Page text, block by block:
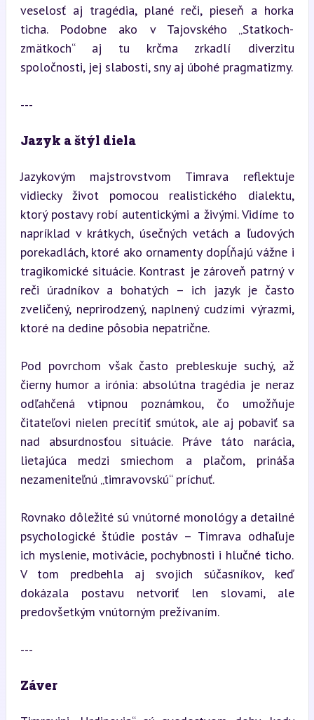
veselosť aj tragédia, plané reči, pieseň a horka
ticha. Podobne ako v Tajovského „Statkoch-
zmätkoch“ aj tu krčma zrkadlí diverzitu
spoločnosti, jej slabosti, sny aj úbohé pragmatizmy.
---
Jazyk a štýl diela
Jazykovým majstrovstvom Timrava reflektuje
vidiecky život pomocou realistického dialektu,
ktorý postavy robí autentickými a živými. Vidíme to
napríklad v krátkych, úsečných vetách a ľudových
porekadlách, ktoré ako ornamenty dopĺňajú vážne i
tragikomické situácie. Kontrast je zároveň patrný v
reči úradníkov a bohatých – ich jazyk je často
zveličený, neprirodzený, naplnený cudzími výrazmi,
ktoré na dedine pôsobia nepatrične.
Pod povrchom však často prebleskuje suchý, až
čierny humor a irónia: absolútna tragédia je neraz
odľahčená vtipnou poznámkou, čo umožňuje
čitateľovi nielen precítiť smútok, ale aj pobaviť sa
nad absurdnosťou situácie. Práve táto narácia,
lietajúca medzi smiechom a plačom, prináša
nezameniteľnú „timravovskú“ príchuť.
Rovnako dôležité sú vnútorné monológy a detailné
psychologické štúdie postáv – Timrava odhaľuje
ich myslenie, motivácie, pochybnosti i hlučné ticho.
V tom predbehla aj svojich súčasníkov, keď
dokázala postavu netvoriť len slovami, ale
predovšetkým vnútorným prežívaním.
---
Záver